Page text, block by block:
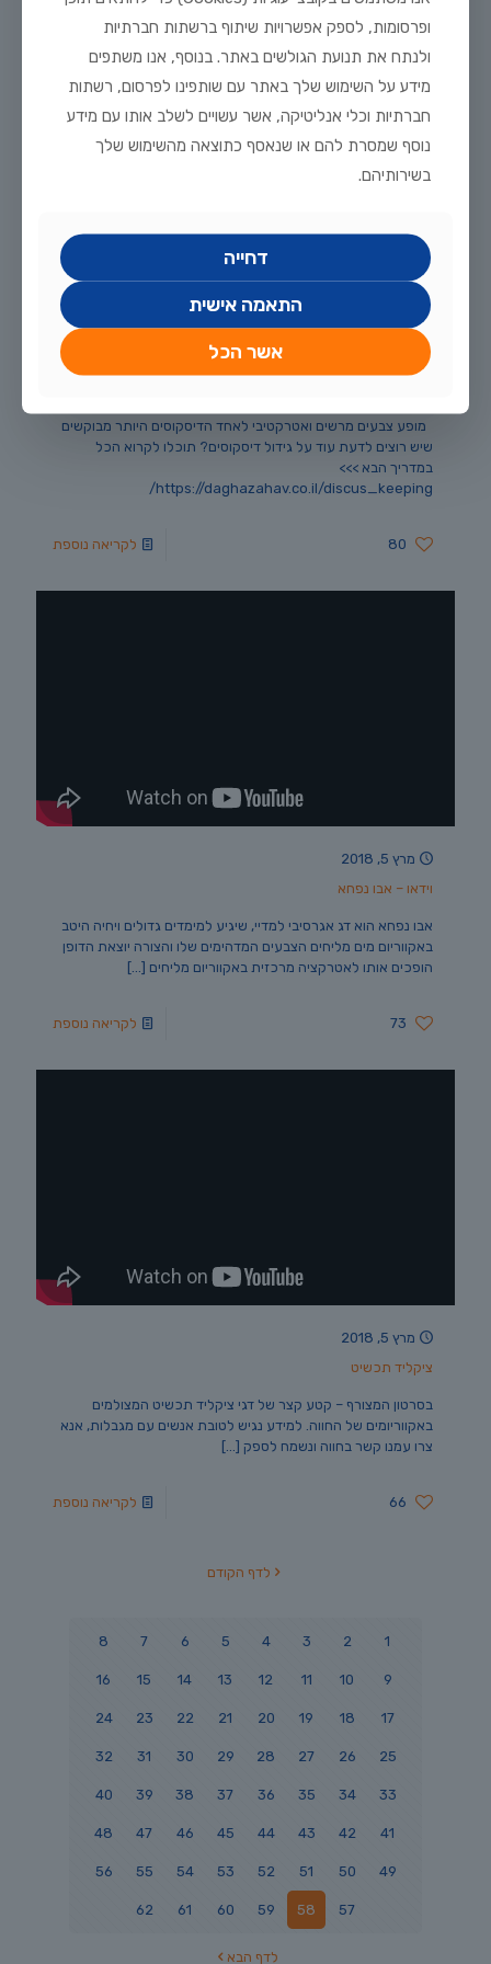
מופע צבעים מרשים ואטרקטיבי לאחד הדיסקוסים היותר מבוקשים
שיש רוצים לדעת עוד על גידול דיסקוסים? תוכלו לקרוא הכל
במדריך הבא >>>
https://daghazahav.co.il/discus_keeping/
80 לקריאה נוספת
מרץ 5, 2018
וידאו – אבו נפחא
אבו נפחא הוא דג אגרסיבי למדיי, שיגיע למימדים גדולים ויחיה היטב
באקווריום מים מליחים הצבעים המדהימים שלו והצורה יוצאת הדופן
הופכים אותו לאטרקציה מרכזית באקווריום מליחים […]
73 לקריאה נוספת
מרץ 5, 2018
ציקליד תכשיט
בסרטון המצורף – קטע קצר של דגי ציקליד תכשיט המצולמים
באקווריומים של החווה. למידע נגיש לטובת אנשים עם מגבלות, אנא
צרו עמנו קשר בחווה ונשמח לספק […]
66 לקריאה נוספת
לדף הקודם
1
2
3
4
5
6
7
8
9
10
11
12
13
14
15
16
17
18
19
20
21
22
23
24
25
26
27
28
29
30
31
32
33
34
35
36
37
38
39
40
41
42
43
44
45
46
47
48
49
50
51
52
53
54
55
56
57
58
59
60
61
62
לדף הבא
ופרסומות, לספק אפשרויות שיתוף ברשתות חברתיות
ולנתח את תנועת הגולשים באתר. בנוסף, אנו משתפים
מידע על השימוש שלך באתר עם שותפינו לפרסום, רשתות
חברתיות וכלי אנליטיקה, אשר עשויים לשלב אותו עם מידע
נוסף שמסרת להם או שנאסף כתוצאה מהשימוש שלך
בשירותיהם.
דחייה
התאמה אישית
אשר הכל